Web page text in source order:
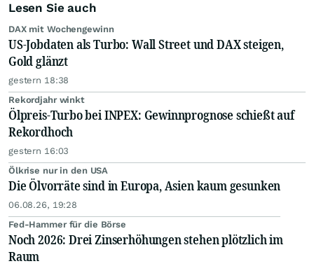
Lesen Sie auch
DAX mit Wochengewinn
US-Jobdaten als Turbo: Wall Street und DAX steigen,
Gold glänzt
gestern 18:38
Rekordjahr winkt
Ölpreis-Turbo bei INPEX: Gewinnprognose schießt auf
Rekordhoch
gestern 16:03
Ölkrise nur in den USA
Die Ölvorräte sind in Europa, Asien kaum gesunken
06.08.26, 19:28
Fed-Hammer für die Börse
Noch 2026: Drei Zinserhöhungen stehen plötzlich im
Raum